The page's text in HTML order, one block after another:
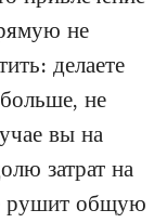
не
делаете
не
вы на
затрат на
рушит общую